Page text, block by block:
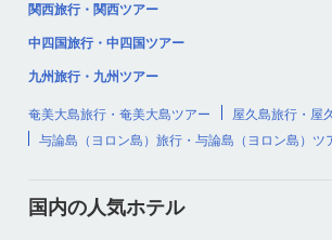
関西旅行・関西ツアー
中四国旅行・中四国ツアー
九州旅行・九州ツアー
奄美大島旅行・奄美大島ツアー
屋久島旅行・屋
与論島（ヨロン島）旅行・与論島（ヨロン島）ツ
国内の人気ホテル